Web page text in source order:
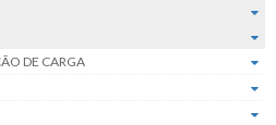
DE CARGA